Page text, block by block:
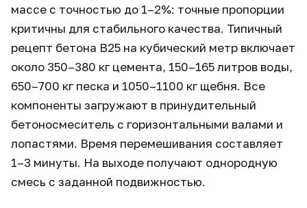
массе с точностью до 1–2%: точные пропорции
критичны для стабильного качества. Типичный
рецепт бетона В25 на кубический метр включает
около 350–380 кг цемента, 150–165 литров воды,
650–700 кг песка и 1050–1100 кг щебня. Все
компоненты загружают в принудительный
бетоносмеситель с горизонтальными валами и
лопастями. Время перемешивания составляет
1–3 минуты. На выходе получают однородную
смесь с заданной подвижностью.